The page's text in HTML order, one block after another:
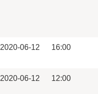
2020-06-12 16:00
2020-06-12 12:00